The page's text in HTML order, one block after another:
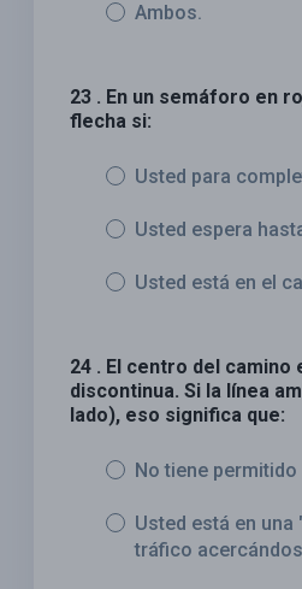
Ambos.
23 . En un semáforo en
flecha si:
Usted para
Usted espera
Usted está en el
24 . El centro del camino
discontinua. Si la línea
lado), eso significa que:
No tiene permitido
Usted está en
tráfico